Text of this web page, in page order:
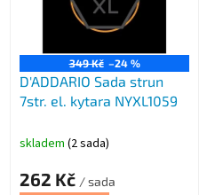
349 Kč –24 %
D'ADDARIO Sada strun
7str. el. kytara NYXL1059
skladem (2 sada)
262 Kč / sada